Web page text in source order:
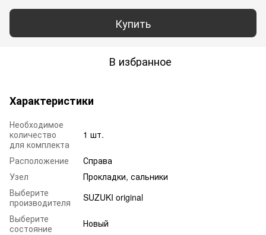
Купить
В избранное
Характеристики
Необходимое
количество
для комплекта
1 шт.
Расположение
Справа
Узел
Прокладки, сальники
Выберите
производителя
SUZUKI original
Выберите
состояние
Новый